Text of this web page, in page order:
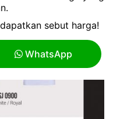
sebut harga!
WhatsApp